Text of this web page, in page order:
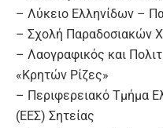
– Λύκειο Ελληνίδων –
– Σχολή Παραδοσιακών
– Λαογραφικός και
«Κρητών Ρίζες»
– Περιφερειακό Τμήμα
(ΕΕΣ) Σητείας